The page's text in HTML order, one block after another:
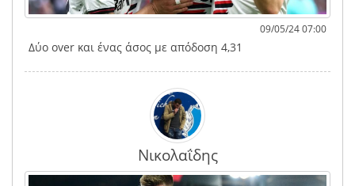
09/05/24 07:00
Δύο over και ένας άσος με απόδοση 4,31
Νικολαΐδης